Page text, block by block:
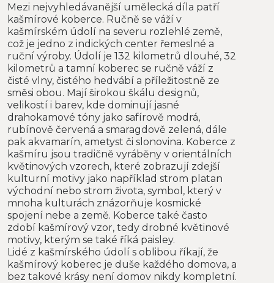
Mezi nejvyhledávanější umělecká díla patří
kašmírové koberce. Ručně se váží v
kašmírském údolí na severu rozlehlé země,
což je jedno z indických center řemeslné a
ruční výroby. Údolí je 132 kilometrů dlouhé, 32
kilometrů a tamní koberec se ručně váží z
čisté vlny, čistého hedvábí a příležitostně ze
směsi obou. Mají širokou škálu designů,
velikostí i barev, kde dominují jasné
drahokamové tóny jako safírově modrá,
rubínově červená a smaragdově zelená, dále
pak akvamarín, ametyst či slonovina. Koberce z
kašmíru jsou tradičně vyráběny v orientálních
květinových vzorech, které zobrazují zdejší
kulturní motivy jako například strom platan
východní nebo strom života, symbol, který v
mnoha kulturách znázorňuje kosmické
spojení nebe a země. Koberce také často
zdobí kašmírový vzor, tedy drobné květinové
motivy, kterým se také říká paisley.
Lidé z kašmírského údolí s oblibou říkají, že
kašmírový koberec je duše každého domova, a
bez takové krásy není domov nikdy kompletní.